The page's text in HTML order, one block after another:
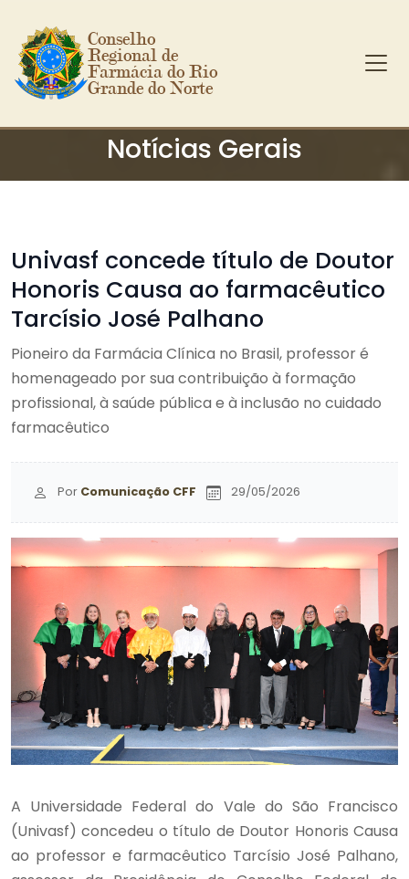
Ir para o conteúdo principal
Conselho
Regional de
Farmácia do Rio
Grande do Norte
Notícias Gerais
Univasf concede título de Doutor
Honoris Causa ao farmacêutico
Tarcísio José Palhano
Pioneiro da Farmácia Clínica no Brasil, professor é
homenageado por sua contribuição à formação
profissional, à saúde pública e à inclusão no cuidado
farmacêutico
Por Comunicação CFF 29/05/2026
A Universidade Federal do Vale do São Francisco
(Univasf) concedeu o título de Doutor Honoris Causa
ao professor e farmacêutico Tarcísio José Palhano,